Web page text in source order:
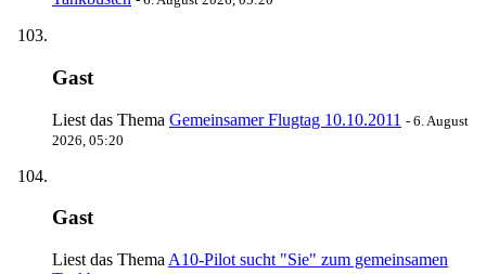
Gast
Liest das Thema Gemeinsamer Flugtag 10.10.2011 - 6. August
2026, 05:20
Gast
Liest das Thema A10-Pilot sucht "Sie" zum gemeinsamen